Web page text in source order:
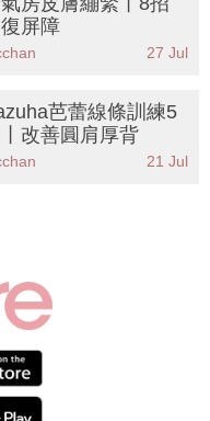
屏障
27 Jul
芭蕾線條訓練5
改善圓肩厚背
21 Jul